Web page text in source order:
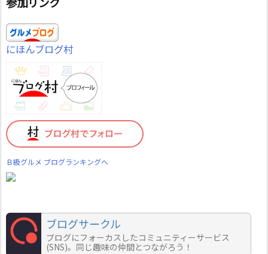
にほんブログ村
Ｂ級グルメ ブログランキングへ
ブログサークル
ブログにフォーカスしたコミュニティーサービス
(SNS)。同じ趣味の仲間とつながろう！